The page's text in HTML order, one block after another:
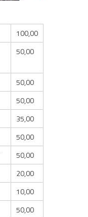
100,00
50,00
50,00
50,00
35,00
50,00
50,00
20,00
10,00
50,00